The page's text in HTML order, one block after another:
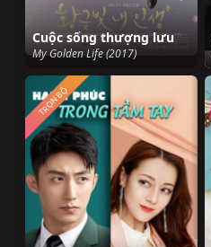
Cuộc sống thượng lưu
My Golden Life (2017)
TRỌN BỘ